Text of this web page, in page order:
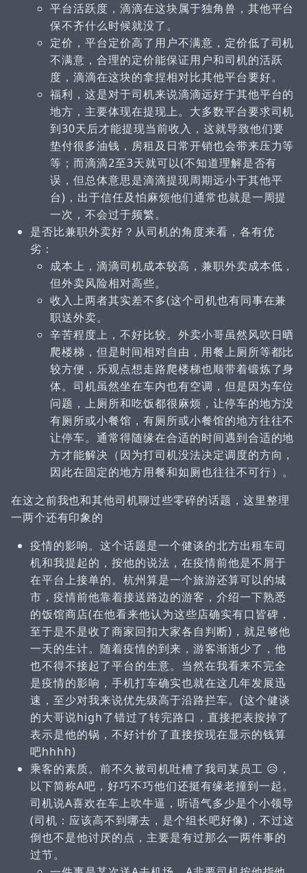
平台活跃度，滴滴在这块属于独角兽，其他平台
保不齐什么时候就没了。
定价，平台定价高了用户不满意，定价低了司机
不满意，合理的定价能保证用户和司机的活跃
度，滴滴在这块的拿捏相对比其他平台要好。
福利，这是对于司机来说滴滴远好于其他平台的
地方，主要体现在提现上。大多数平台要求司机
到30天后才能提现当前收入，这就导致他们要
垫付很多油钱，房租及日常开销也会带来压力等
等；而滴滴2至3天就可以(不知道理解是否有
误，但总体意思是滴滴提现周期远小于其他平
台)，出于信任及怕麻烦他们通常也就是一周提
一次，不会过于频繁。
是否比兼职外卖好？从司机的角度来看，各有优
劣：
成本上，滴滴司机成本较高，兼职外卖成本低，
但外卖风险相对高些。
收入上两者其实差不多(这个司机也有同事在兼
职送外卖。
辛苦程度上，不好比较。外卖小哥虽然风吹日晒
爬楼梯，但是时间相对自由，用餐上厕所等都比
较方便，乐观点想走路爬楼梯也顺带着锻炼了身
体。司机虽然坐在车内也有空调，但是因为车位
问题，上厕所和吃饭都很麻烦，让停车的地方没
有厕所或小餐馆，有厕所或小餐馆的地方往往不
让停车。通常得随缘在合适的时间遇到合适的地
方才能解决（因为打司机没法决定调度的方向，
因此在固定的地方用餐和如厕也往往不可行）。
在这之前我也和其他司机聊过些零碎的话题，这里整理
一两个还有印象的
疫情的影响。这个话题是一个健谈的北方出租车司
机和我提起的，按他的说法，在疫情前他是不屑于
在平台上接单的。杭州算是一个旅游还算可以的城
市，疫情前他靠着接送路边的游客，介绍一下熟悉
的饭馆商店(在他看来他认为这些店确实有口皆碑，
至于是不是收了商家回扣大家各自判断)，就足够他
一天的生计。随着疫情的到来，游客渐渐少了，他
也不得不接起了平台的生意。当然在我看来不完全
是疫情的影响，手机打车确实也就在这几年发展迅
速，至少对我来说优先级高于沿路拦车。(这个健谈
的大哥说high了错过了转完路口，直接把表按掉了
表示是他的锅，不好计价了直接按现在显示的钱算
吧hhhh)
乘客的素质。前不久被司机吐槽了我司某员工 😥，
以下简称A吧，好巧不巧他们还挺有缘老撞到一起。
司机说A喜欢在车上吹牛逼，听语气多少是个小领导
(司机：应该高不到哪去，是个组长吧好像)，不过这
倒也不是他讨厌的点，主要是有过那么一两件事的
过节。